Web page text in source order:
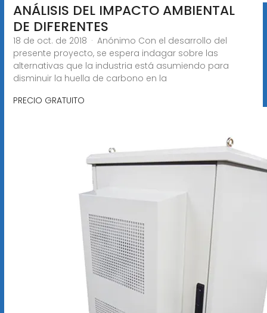
ANÁLISIS DEL IMPACTO AMBIENTAL
DE DIFERENTES
18 de oct. de 2018 · Anónimo Con el desarrollo del
presente proyecto, se espera indagar sobre las
alternativas que la industria está asumiendo para
disminuir la huella de carbono en la
PRECIO GRATUITO